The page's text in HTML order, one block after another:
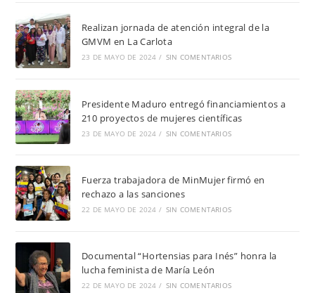
Realizan jornada de atención integral de la
GMVM en La Carlota
23 DE MAYO DE 2024 / SIN COMENTARIOS
Presidente Maduro entregó financiamientos a
210 proyectos de mujeres científicas
23 DE MAYO DE 2024 / SIN COMENTARIOS
Fuerza trabajadora de MinMujer firmó en
rechazo a las sanciones
22 DE MAYO DE 2024 / SIN COMENTARIOS
Documental “Hortensias para Inés” honra la
lucha feminista de María León
22 DE MAYO DE 2024 / SIN COMENTARIOS